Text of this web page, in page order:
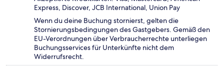
Express, Discover, JCB International, Union Pay
Wenn du deine Buchung stornierst, gelten die
Stornierungsbedingungen des Gastgebers. Gemäß den
EU-Verordnungen über Verbraucherrechte unterliegen
Buchungsservices für Unterkünfte nicht dem
Widerrufsrecht.